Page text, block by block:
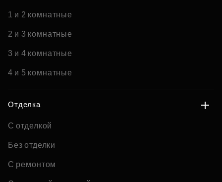
1 и 2 комнатные
2 и 3 комнатные
3 и 4 комнатные
4 и 5 комнатные
Отделка
С отделкой
Без отделки
С ремонтом